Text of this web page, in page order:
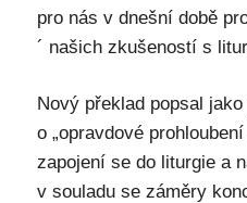
pro nás v dnešní době
´ našich zkušeností s
Nový překlad popsal
o „opravdové
zapojení se do liturgie a
v souladu se záměry